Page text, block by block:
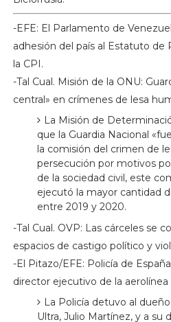
-EFE: El Parlamento de
adhesión del país al Estatuto de
la CPI.
-Tal Cual. Misión de la ONU:
central» en crímenes de lesa
La Misión de
que la Guardia Nacional
la comisión del crimen de
persecución por motivos
de la sociedad civil, este
ejecutó la mayor cantidad
entre 2019 y 2020.
-Tal Cual. OVP: Las cárceles se
espacios de castigo político y
-El Pitazo/EFE: Policía de
director ejecutivo de la aerolínea
La Policía detuvo al
Ultra, Julio Martínez, y a su